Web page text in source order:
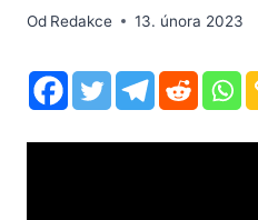
Od Redakce 13. února 2023